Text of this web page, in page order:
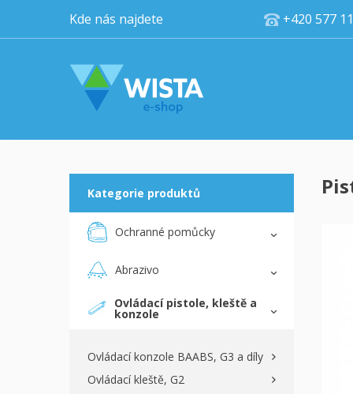
Kde nás najdete +420
Kategorie produktů
Ochranné pomůcky
Abrazivo
Ovládací pistole, kleště a
konzole
Ovládací konzole BAABS, G3 a díly
Ovládací kleště, G2